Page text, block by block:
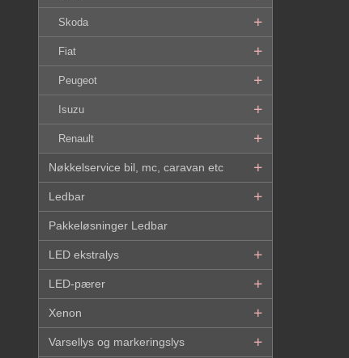
Skoda
Fiat
Peugeot
Isuzu
Renault
Nøkkelservice bil, mc, caravan etc
Ledbar
Pakkeløsninger Ledbar
LED ekstralys
LED-pærer
Xenon
Varsellys og markeringslys